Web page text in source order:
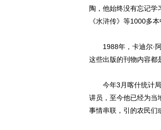
陶，他始终没有忘记学
《水浒传》等1000多
1988年，卡迪尔·阿
这些出版的刊物内容都
今年3月喀什统计局
讲员，至今他已经为当
事情串联，引的农民们